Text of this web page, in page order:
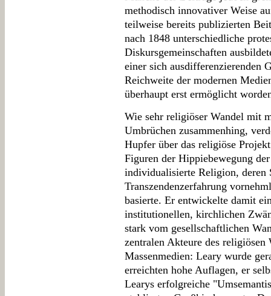
methodisch innovativer Weise
teilweise bereits publizierten
nach 1848 unterschiedliche
Diskursgemeinschaften
einer sich ausdifferenzierenden
Reichweite der modernen
überhaupt erst ermöglicht
Wie sehr religiöser Wandel mit
Umbrüchen zusammenhing,
Hupfer über das religiöse
Figuren der Hippiebewegung
individualisierte Religion, deren
Transzendenzerfahrung
basierte. Er entwickelte damit
institutionellen, kirchlichen
stark vom gesellschaftlichen
zentralen Akteure des religiösen
Massenmedien: Leary wurde
erreichten hohe Auflagen, er
Learys erfolgreiche